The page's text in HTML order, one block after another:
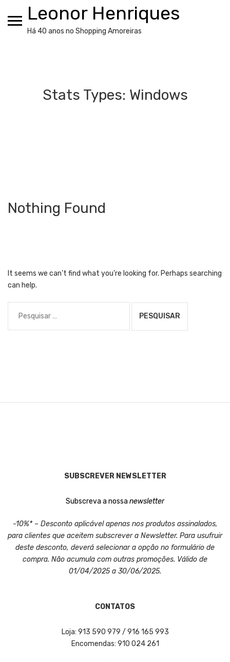
Leonor Henriques
Há 40 anos no Shopping Amoreiras
Stats Types: Windows
Nothing Found
It seems we can’t find what you’re looking for. Perhaps searching
can help.
por:
SUBSCREVER NEWSLETTER
Subscreva a nossa newsletter
-10%* – Desconto aplicável apenas nos produtos assinalados,
para clientes que aceitem subscrever a Newsletter. Para usufruir
deste desconto, deverá selecionar a opção no formulário de
compra. Não acumula com outras promoções. Válido de
01/04/2025 a 30/06/2025.
CONTATOS
Loja: 913 590 979 / 916 165 993
Encomendas: 910 024 261